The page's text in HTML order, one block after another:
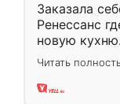
Заказала
Ренессанс
новую
вполне
два года,
Читать